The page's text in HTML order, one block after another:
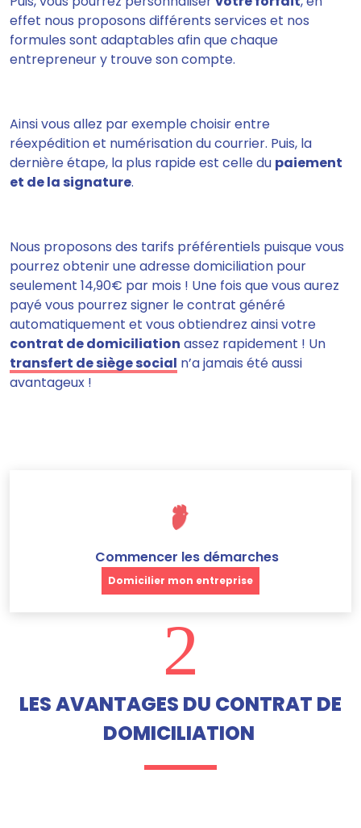
effet nous proposons différents services et nos
formules sont adaptables afin que chaque
entrepreneur y trouve son compte.
Ainsi vous allez par exemple choisir entre
réexpédition et numérisation du courrier. Puis, la
dernière étape, la plus rapide est celle du paiement
et de la signature.
Nous proposons des tarifs préférentiels puisque vous
pourrez obtenir une adresse domiciliation pour
seulement 14,90€ par mois ! Une fois que vous aurez
payé vous pourrez signer le contrat généré
automatiquement et vous obtiendrez ainsi votre
contrat de domiciliation assez rapidement ! Un
transfert de siège social n’a jamais été aussi
avantageux !
Commencer les démarches
Domicilier mon entreprise
2
LES AVANTAGES DU CONTRAT DE
DOMICILIATION